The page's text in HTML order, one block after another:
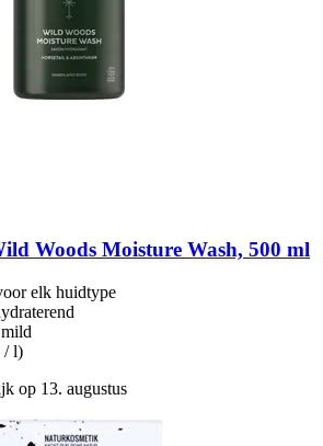
Woods Moisture Wash, 500 ml
elk huidtype
/ l)
op 13. augustus